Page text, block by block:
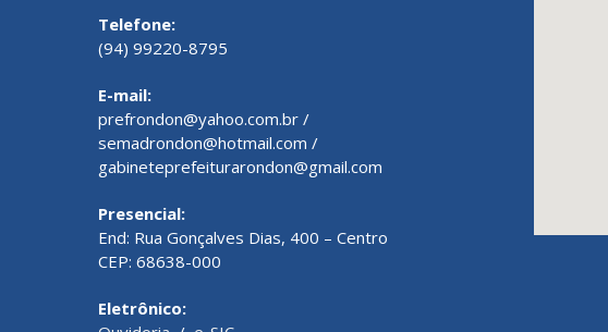
Telefone:
(94) 99220-8795
E-mail:
prefrondon@yahoo.com.br /
semadrondon@hotmail.com /
gabineteprefeiturarondon@gmail.com
Presencial:
End: Rua Gonçalves Dias, 400 – Centro
CEP: 68638-000
Eletrônico: